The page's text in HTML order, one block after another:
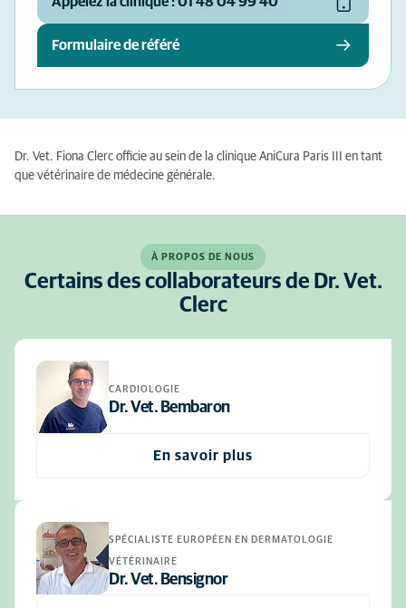
Formulaire de référé
Dr. Vet. Fiona Clerc officie au sein de la clinique AniCura Paris III en tant
que vétérinaire de médecine générale.
À PROPOS DE NOUS
Certains des collaborateurs de Dr. Vet.
Clerc
CARDIOLOGIE
Dr. Vet. Bembaron
En savoir plus
SPÉCIALISTE EUROPÉEN EN DERMATOLOGIE
VÉTÉRINAIRE
Dr. Vet. Bensignor